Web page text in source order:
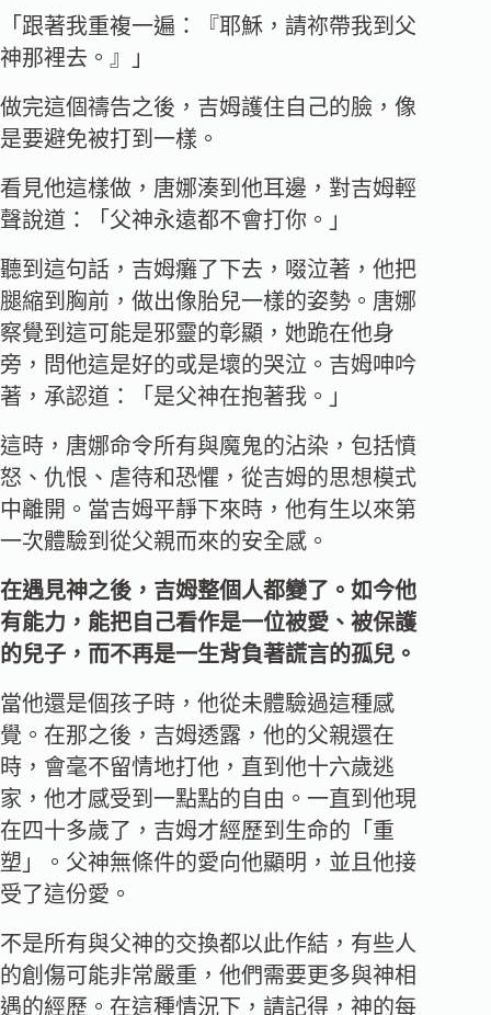
「跟著我重複一遍：『耶穌，請祢帶我到父
神那裡去。』」
做完這個禱告之後，吉姆護住自己的臉，像
是要避免被打到一樣。
看見他這樣做，唐娜湊到他耳邊，對吉姆輕
聲說道：「父神永遠都不會打你。」
聽到這句話，吉姆癱了下去，啜泣著，他把
腿縮到胸前，做出像胎兒一樣的姿勢。唐娜
察覺到這可能是邪靈的彰顯，她跪在他身
旁，問他這是好的或是壞的哭泣。吉姆呻吟
著，承認道：「是父神在抱著我。」
這時，唐娜命令所有與魔鬼的沾染，包括憤
怒、仇恨、虐待和恐懼，從吉姆的思想模式
中離開。當吉姆平靜下來時，他有生以來第
一次體驗到從父親而來的安全感。
在遇見神之後，吉姆整個人都變了。如今他
有能力，能把自己看作是一位被愛、被保護
的兒子，而不再是一生背負著謊言的孤兒。
當他還是個孩子時，他從未體驗過這種感
覺。在那之後，吉姆透露，他的父親還在
時，會毫不留情地打他，直到他十六歲逃
家，他才感受到一點點的自由。一直到他現
在四十多歲了，吉姆才經歷到生命的「重
塑」。父神無條件的愛向他顯明，並且他接
受了這份愛。
不是所有與父神的交換都以此作結，有些人
的創傷可能非常嚴重，他們需要更多與神相
遇的經歷。在這種情況下，請記得，神的每